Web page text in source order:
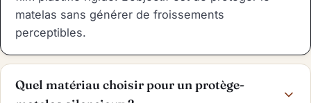
matelas sans générer de froissements
perceptibles.
Quel matériau choisir pour un protège-